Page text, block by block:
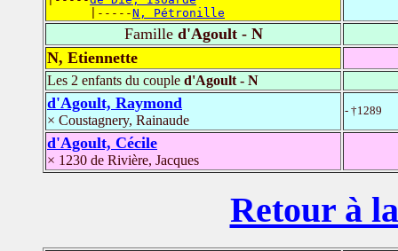
      |-----
N, Pétronille
Familled'Agoult - N
N, Etiennette
Les 2 enfants du couple d'Agoult - N
d'Agoult, Raymond
× Coustagnery, Rainaude
- †1289
d'Agoult, Cécile
× 1230 de Rivière, Jacques
Retour à